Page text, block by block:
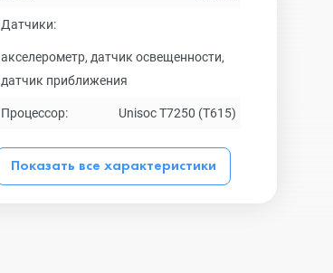
Датчики:
акселерометр, датчик освещенности,
датчик приближения
Процессор: Unisoc T7250 (T615)
Показать все характеристики